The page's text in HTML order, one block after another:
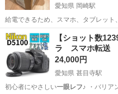
愛知県 岡崎駅
給電できるため、スマホ、タブレット、
イト、ノートパソコ…
愛知 岡崎市 生活家
【ショット数
ラ スマホ転送
24,000円
愛知県 甚目寺駅
初心者にやさしい一眼レフ♪ ・バリア